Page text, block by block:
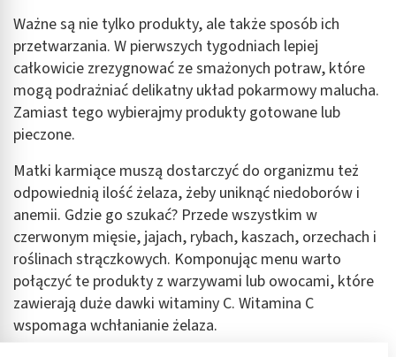
Ważne są nie tylko produkty, ale także sposób ich
przetwarzania. W pierwszych tygodniach lepiej
całkowicie zrezygnować ze smażonych potraw, które
mogą podrażniać delikatny układ pokarmowy malucha.
Zamiast tego wybierajmy produkty gotowane lub
pieczone.
Matki karmiące muszą dostarczyć do organizmu też
odpowiednią ilość żelaza, żeby uniknąć niedoborów i
anemii. Gdzie go szukać? Przede wszystkim w
czerwonym mięsie, jajach, rybach, kaszach, orzechach i
roślinach strączkowych. Komponując menu warto
połączyć te produkty z warzywami lub owocami, które
zawierają duże dawki witaminy C. Witamina C
wspomaga wchłanianie żelaza.